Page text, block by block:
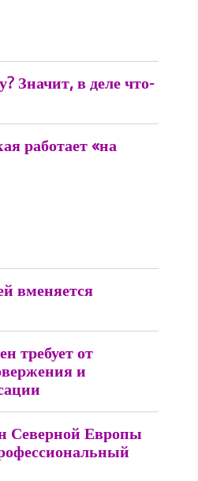
Значит, в деле что-
работает «на
вменяется
требует от
и
Северной Европы